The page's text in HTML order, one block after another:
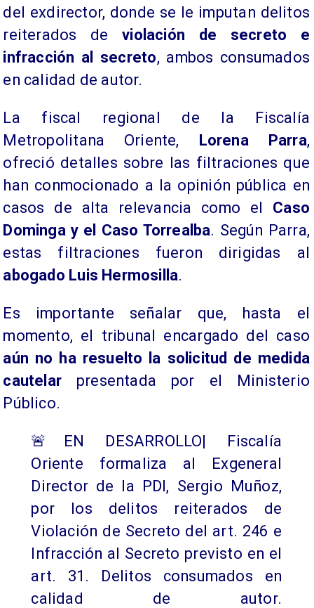
del exdirector, donde se le imputan delitos
reiterados deviolación de secreto e
infracción al secreto, ambos consumados
en calidad de autor.
​La fiscal regional de la Fiscalía
Metropolitana Oriente, Lorena Parra,
ofreció detalles sobre las filtraciones que
han conmocionado a la opinión pública en
casos de alta relevancia como el Caso
Dominga y el Caso Torrealba. Según Parra,
estas filtraciones fueron dirigidas al
abogado Luis Hermosilla.
​Es importante señalar que, hasta el
momento, el tribunal encargado del caso
aún no ha resuelto la solicitud de medida
cautelar presentada por el Ministerio
Público.
🚨EN DESARROLLO| Fiscalía
Oriente formaliza al Exgeneral
Director de la PDI, Sergio Muñoz,
por los delitos reiterados de
Violación de Secreto del art. 246 e
Infracción al Secreto previsto en el
art. 31. Delitos consumados en
calidad de autor.